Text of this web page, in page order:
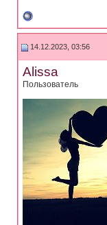
14.12.2023, 03:56
Alissa
Пользователь